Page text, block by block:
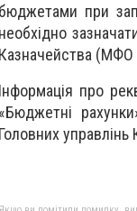
бюджетами при
необхідно
Казначейства (МФО
Інформація про
«Бюджетні
Головних